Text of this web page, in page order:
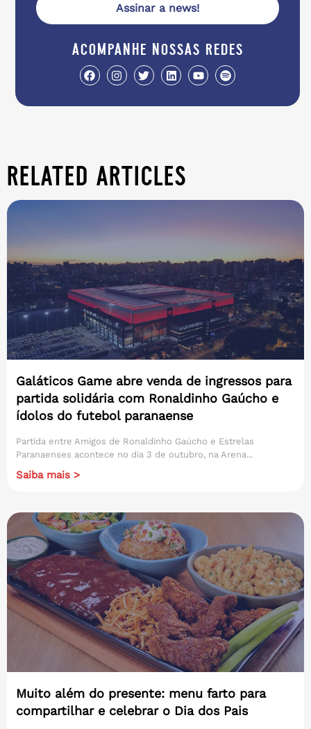
Assinar a news!
acompanhe nossas redes
related articles
Galáticos Game abre venda de ingressos para
partida solidária com Ronaldinho Gaúcho e
ídolos do futebol paranaense
Partida entre Amigos de Ronaldinho Gaúcho e Estrelas
Paranaenses acontece no dia 3 de outubro, na Arena...
Saiba mais >
Muito além do presente: menu farto para
compartilhar e celebrar o Dia dos Pais